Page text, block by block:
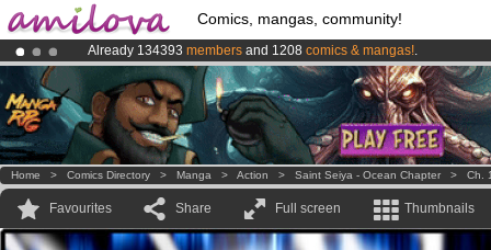
Comics, mangas, community!
Already 134393 members and 1208 comics & mangas!.
Premium membership from3.95 eurosper month !Get membership
AmilovaKickstarter is now LIVE!.
Home > Comics Directory > Manga > Action > Saint Seiya - Ocean Chapter > Ch.
Favourites Share Full screen Thumbnails